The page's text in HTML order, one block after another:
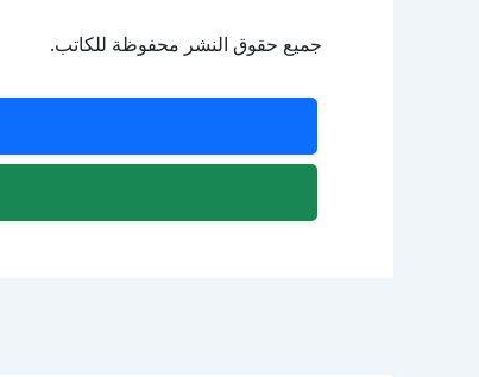
جميع حقوق النشر محفوظة للكاتب.